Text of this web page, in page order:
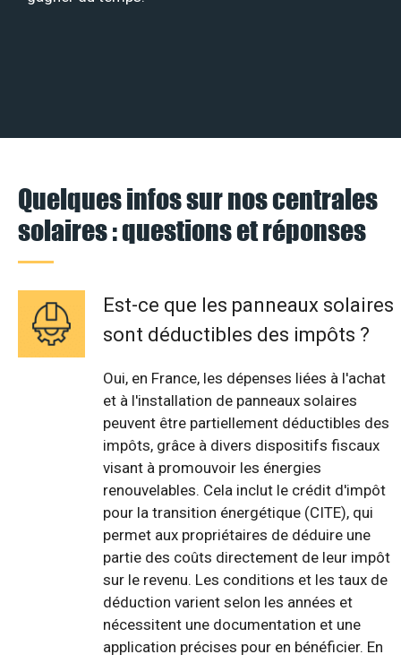
Quelques infos sur nos centrales
solaires : questions et réponses
Est-ce que les panneaux solaires
sont déductibles des impôts ?
Oui, en France, les dépenses liées à l'achat
et à l'installation de panneaux solaires
peuvent être partiellement déductibles des
impôts, grâce à divers dispositifs fiscaux
visant à promouvoir les énergies
renouvelables. Cela inclut le crédit d'impôt
pour la transition énergétique (CITE), qui
permet aux propriétaires de déduire une
partie des coûts directement de leur impôt
sur le revenu. Les conditions et les taux de
déduction varient selon les années et
nécessitent une documentation et une
application précises pour en bénéficier. En